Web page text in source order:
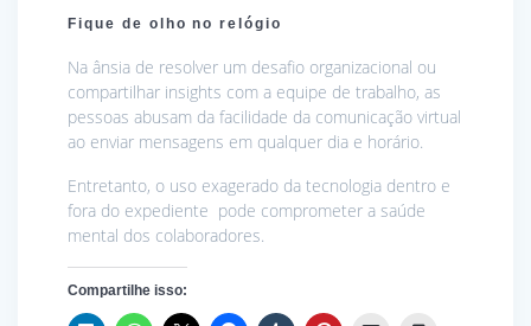
Fique de olho no relógio
Na ânsia de resolver um desafio organizacional ou
compartilhar insights com a equipe de trabalho, as
pessoas abusam da facilidade da comunicação virtual
ao enviar mensagens em qualquer dia e horário.
Entretanto, o uso exagerado da tecnologia dentro e
fora do expediente pode comprometer a saúde
mental dos colaboradores.
Compartilhe isso: